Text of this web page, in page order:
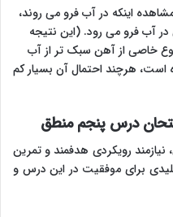
اینکه در آب فرو می روند،
آب فرو می رود. (این نتیجه
خاصی از آهن سبک تر از آب
هرچند احتمال آن بسیار کم
درس پنجم منطق
رویکردی هدفمند و تمرین
برای موفقیت در این درس و